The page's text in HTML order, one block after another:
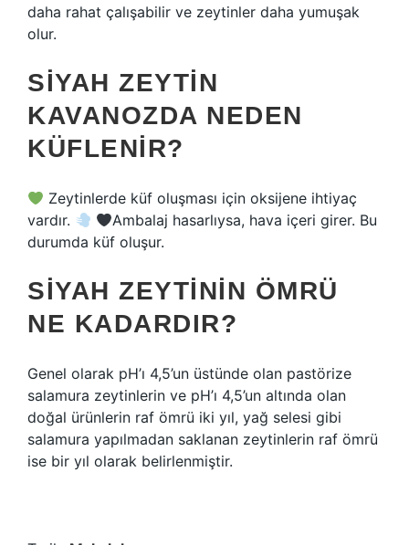
daha rahat çalışabilir ve zeytinler daha yumuşak
olur.
SIYAH ZEYTIN
KAVANOZDA NEDEN
KÜFLENIR?
Zeytinlerde küf oluşması için oksijene ihtiyaç
vardır.
Ambalaj hasarlıysa, hava içeri girer. Bu
durumda küf oluşur.
SIYAH ZEYTININ ÖMRÜ
NE KADARDIR?
Genel olarak pH’ı 4,5’un üstünde olan pastörize
salamura zeytinlerin ve pH’ı 4,5’un altında olan
doğal ürünlerin raf ömrü iki yıl, yağ selesi gibi
salamura yapılmadan saklanan zeytinlerin raf ömrü
ise bir yıl olarak belirlenmiştir.